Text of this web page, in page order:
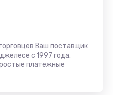
Ваш поставщик
с 1997 года.
платежные